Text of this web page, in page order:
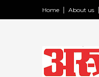
Home About us